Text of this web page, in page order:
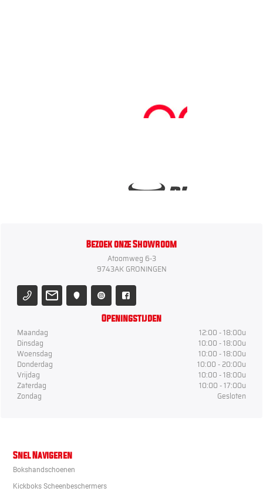
Bezoek onze Showroom
Atoomweg 6-3
9743AK GRONINGEN
Openingstijden
Maandag
12:00 - 18:00u
Dinsdag
10:00 - 18:00u
Woensdag
10:00 - 18:00u
Donderdag
10:00 - 20:00u
Vrijdag
10:00 - 18:00u
Zaterdag
10:00 - 17:00u
Zondag
Gesloten
Snel Navigeren
Bokshandschoenen
Kickboks Scheenbeschermers